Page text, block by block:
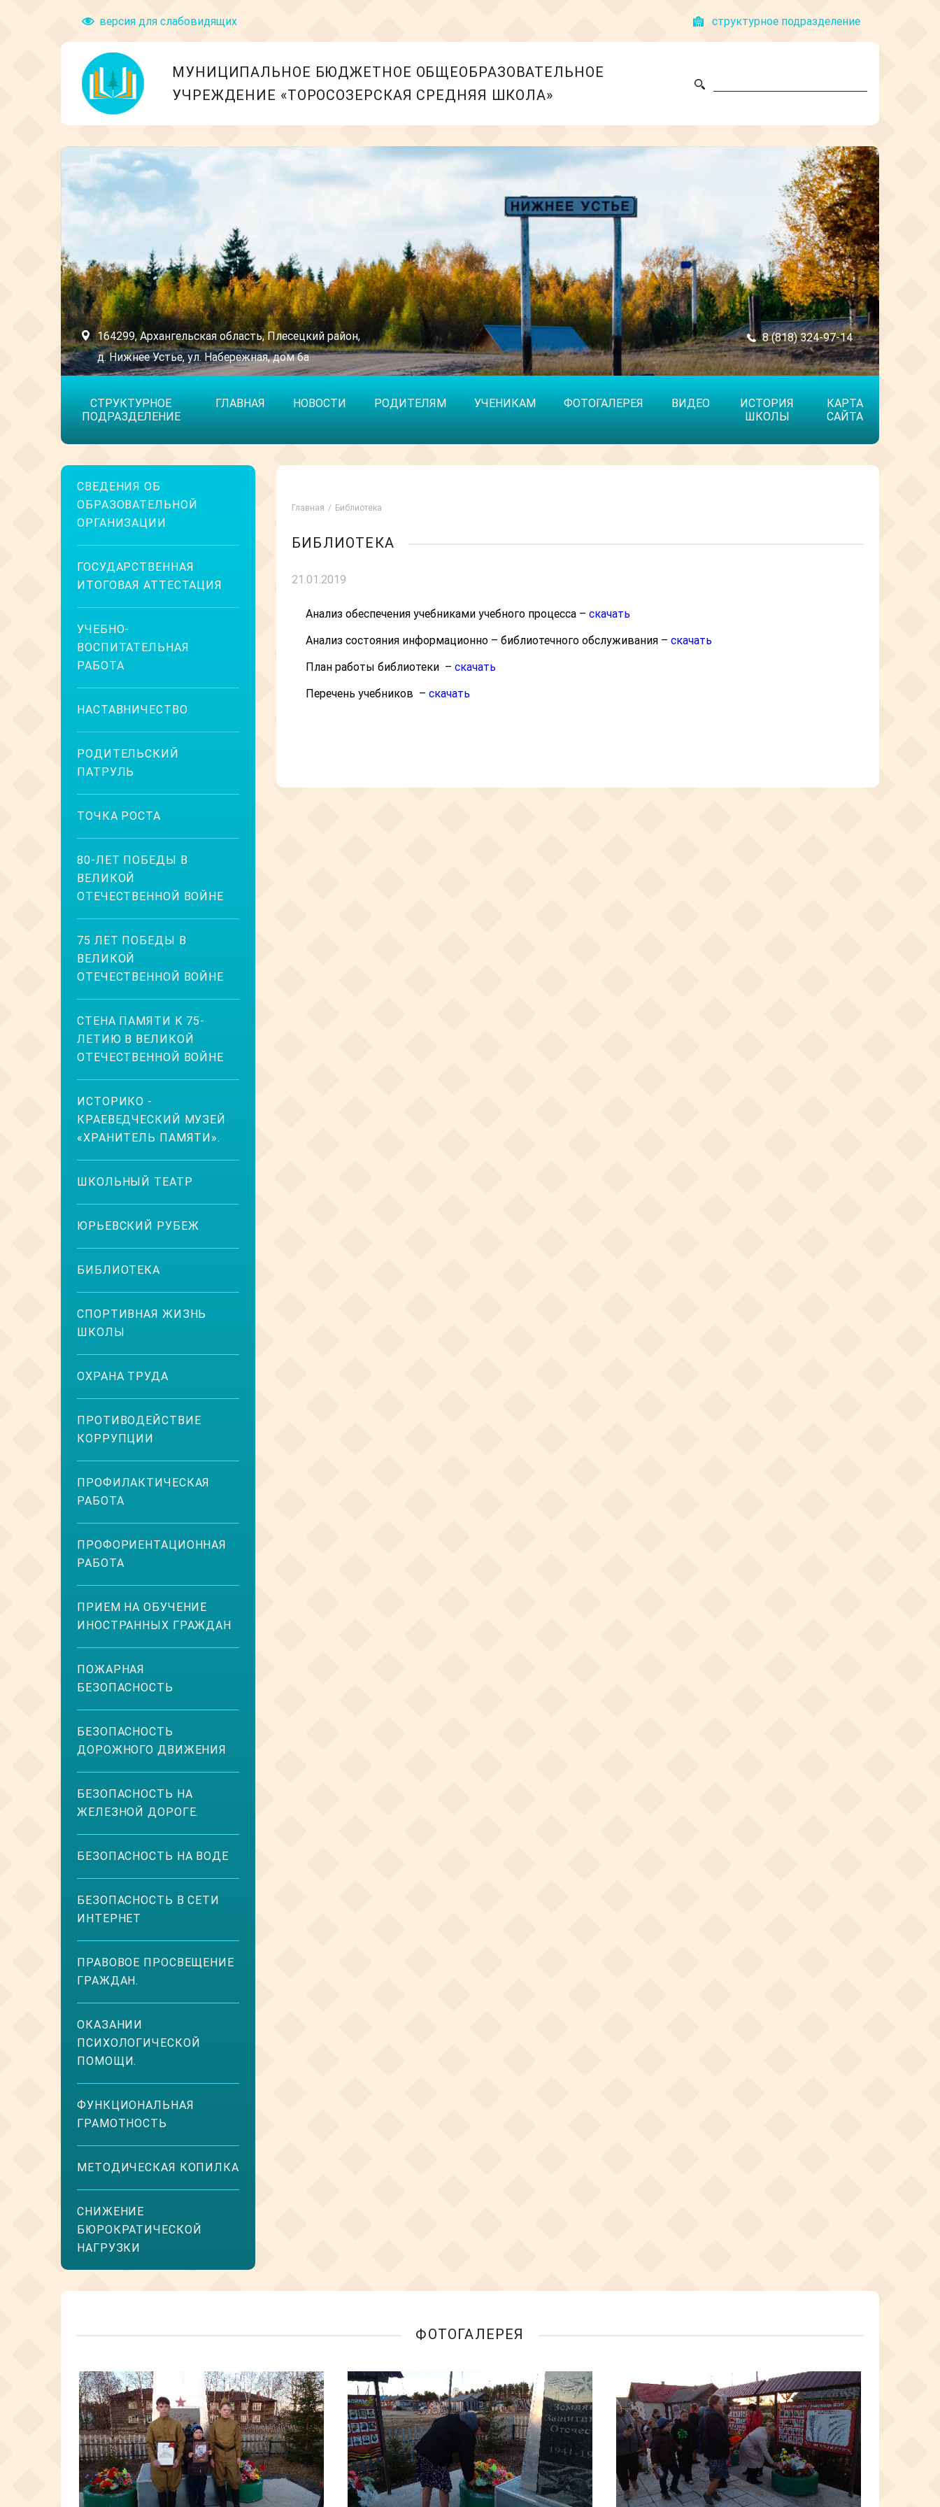
версия для слабовидящих структyрное подразделение
МУНИЦИПАЛЬНОЕ БЮДЖЕТНОЕ ОБЩЕОБРАЗОВАТЕЛЬНОЕ
УЧРЕЖДЕНИЕ «ТОРОСОЗЕРСКАЯ СРЕДНЯЯ ШКОЛА»
164299, Архангельская область, Плесецкий район,
д. Нижнее Устье, ул. Набережная, дом 6а
8 (818) 324-97-14
СТРУКТУРНОЕ
ПОДРАЗДЕЛЕНИЕ
ГЛАВНАЯ НОВОСТИ РОДИТЕЛЯМ УЧЕНИКАМ ФОТОГАЛЕРЕЯ ВИДЕО
ИСТОРИЯ
ШКОЛЫ
КАРТА
САЙТА
СВЕДЕНИЯ ОБ
ОБРАЗОВАТЕЛЬНОЙ
ОРГАНИЗАЦИИ
ГОСУДАРСТВЕННАЯ
ИТОГОВАЯ АТТЕСТАЦИЯ
УЧЕБНО-
ВОСПИТАТЕЛЬНАЯ
РАБОТА
НАСТАВНИЧЕСТВО
РОДИТЕЛЬСКИЙ
ПАТРУЛЬ
ТОЧКА РОСТА
80-ЛЕТ ПОБЕДЫ В
ВЕЛИКОЙ
ОТЕЧЕСТВЕННОЙ ВОЙНЕ
75 ЛЕТ ПОБЕДЫ В
ВЕЛИКОЙ
ОТЕЧЕСТВЕННОЙ ВОЙНЕ
СТЕНА ПАМЯТИ К 75-
ЛЕТИЮ В ВЕЛИКОЙ
ОТЕЧЕСТВЕННОЙ ВОЙНЕ
ИСТОРИКО -
КРАЕВЕДЧЕСКИЙ МУЗЕЙ
«ХРАНИТЕЛЬ ПАМЯТИ».
ШКОЛЬНЫЙ ТЕАТР
ЮРЬЕВСКИЙ РУБЕЖ
БИБЛИОТЕКА
СПОРТИВНАЯ ЖИЗНЬ
ШКОЛЫ
ОХРАНА ТРУДА
ПРОТИВОДЕЙСТВИЕ
КОРРУПЦИИ
ПРОФИЛАКТИЧЕСКАЯ
РАБОТА
ПРОФОРИЕНТАЦИОННАЯ
РАБОТА
ПРИЕМ НА ОБУЧЕНИЕ
ИНОСТРАННЫХ ГРАЖДАН
ПОЖАРНАЯ
БЕЗОПАСНОСТЬ
БЕЗОПАСНОСТЬ
ДОРОЖНОГО ДВИЖЕНИЯ
БЕЗОПАСНОСТЬ НА
ЖЕЛЕЗНОЙ ДОРОГЕ.
БЕЗОПАСНОСТЬ НА ВОДЕ
БЕЗОПАСНОСТЬ В СЕТИ
ИНТЕРНЕТ
ПРАВОВОЕ ПРОСВЕЩЕНИЕ
ГРАЖДАН.
ОКАЗАНИИ
ПСИХОЛОГИЧЕСКОЙ
ПОМОЩИ.
ФУНКЦИОНАЛЬНАЯ
ГРАМОТНОСТЬ
МЕТОДИЧЕСКАЯ КОПИЛКА
СНИЖЕНИЕ
БЮРОКРАТИЧЕСКОЙ
НАГРУЗКИ
Главная Библиотека
БИБЛИОТЕКА
21.01.2019
Анализ обеспечения учебниками учебного процесса – скачать
Анализ состояния информационно – библиотечного обслуживания – скачать
План работы библиотеки – скачать
Перечень учебников – скачать
ФОТОГАЛЕРЕЯ